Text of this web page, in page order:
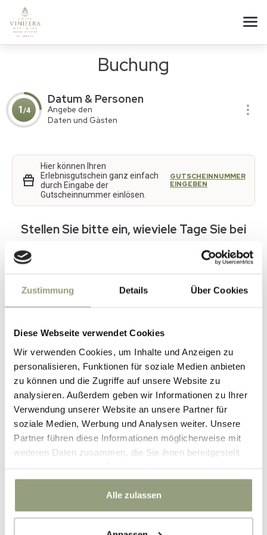
Zustimmung Details Über Cookies
Diese Webseite verwendet Cookies
Wir verwenden Cookies, um Inhalte und Anzeigen zu
personalisieren, Funktionen für soziale Medien anbieten
zu können und die Zugriffe auf unsere Website zu
analysieren. Außerdem geben wir Informationen zu Ihrer
Verwendung unserer Website an unsere Partner für
soziale Medien, Werbung und Analysen weiter. Unsere
Partner führen diese Informationen möglicherweise mit
weiteren Daten zusammen, die Sie ihnen bereitgestellt
gesammelt haben.
Alle zulassen
Buchung
1/4
Datum & Personen
Angebe den
Daten und Gästen
Hier können Ihren
Erlebnisgutschein ganz einfach
durch Eingabe der
Gutscheinnummer einlösen.
GUTSCHEINNUMMER
EINGEBEN
Stellen Sie bitte ein, wieviele Tage Sie bei
August
ABREISE
09. August 2026
Sunday
1Nacht
Geben Sie bitte die Anzahl der Gäste und